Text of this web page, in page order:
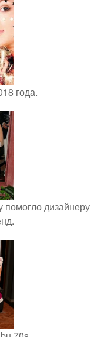
года.
помогло дизайнеру